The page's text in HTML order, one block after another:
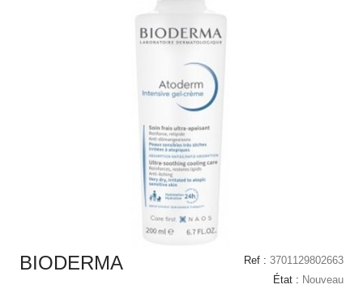
BIODERMA Ref : 3701129802663
État : Nouveau